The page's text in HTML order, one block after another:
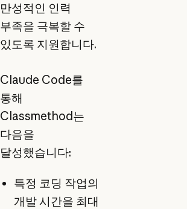
만성적인 인력
부족을 극복할 수
있도록 지원합니다.
Claude Code를
통해
Classmethod는
다음을
달성했습니다:
특정 코딩 작업의
개발 시간을 최대